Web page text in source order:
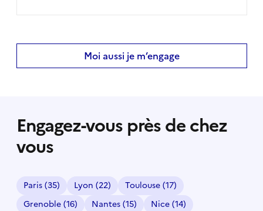
Moi aussi je m’engage
Engagez-vous près de chez
vous
Paris(35) Lyon (22) Toulouse(17)
Grenoble(16) Nantes(15) Nice(14)